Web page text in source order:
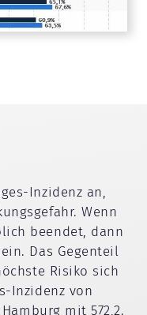
Inzidenz an,
Wenn
beendet, dann
Das Gegenteil
Risiko sich
Inzidenz von
mit 572,2.